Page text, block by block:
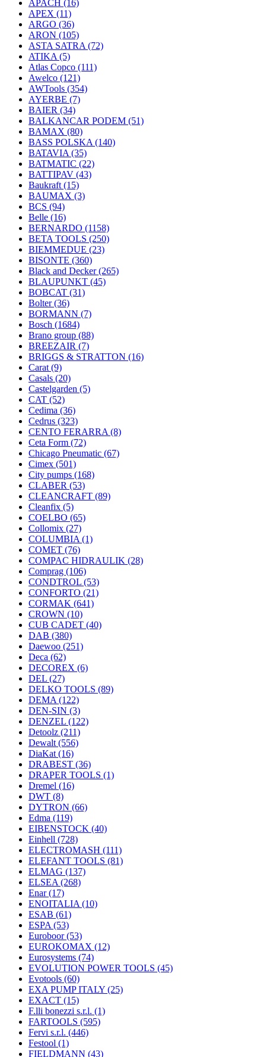
APACH (16)
APEX (11)
ARGO (36)
ARON (105)
ASTA SATRA (72)
ATIKA (5)
Atlas Copco (111)
Awelco (121)
AWTools (354)
AYERBE (7)
BAIER (34)
BALKANCAR PODEM (51)
BAMAX (80)
BASS POLSKA (140)
BATAVIA (35)
BATMATIC (22)
BATTIPAV (43)
Baukraft (15)
BAUMAX (3)
BCS (94)
Belle (16)
BERNARDO (1158)
BETA TOOLS (250)
BIEMMEDUE (23)
BISONTE (360)
Black and Decker(265)
BLAUPUNKT (45)
BOBCAT (31)
Bolter(36)
BORMANN (7)
Bosch (1684)
Brano group (88)
BREEZAIR (7)
BRIGGS & STRATTON (16)
Carat (9)
Casals (20)
Castelgarden (5)
CAT (52)
Cedima (36)
Cedrus (323)
CENTO FERARRA (8)
Ceta Form (72)
Chicago Pneumatic (67)
Cimex (501)
City pumps (168)
CLABER (53)
CLEANCRAFT (89)
Cleanfix (5)
COELBO (65)
Collomix (27)
COLUMBIA (1)
COMET (76)
COMPAC HIDRAULIK (28)
Comprag (106)
CONDTROL (53)
CONFORTO (21)
CORMAK (641)
CROWN (10)
CUB CADET (40)
DAB (380)
Daewoo (251)
Deca (62)
DECOREX (6)
DEL (27)
DELKO TOOLS (89)
DEMA (122)
DEN-SIN (3)
DENZEL (122)
Detoolz (211)
Dewalt (556)
DiaKat (16)
DRABEST (36)
DRAPER TOOLS (1)
Dremel (16)
DWT (8)
DYTRON (66)
Edma (119)
EIBENSTOCK (40)
Einhell (728)
ELECTROMASH (111)
ELEFANT TOOLS (81)
ELMAG (137)
ELSEA (268)
Enar(17)
ENOITALIA (10)
ESAB (61)
ESPA (53)
Euroboor(53)
EUROKOMAX (12)
Eurosystems (74)
EVOLUTION POWER TOOLS (45)
Evotools (60)
EXA PUMP ITALY (25)
EXACT (15)
F.lli bonezzi s.r.l. (1)
FARTOOLS (595)
Fervi s.r.l. (446)
Festool (1)
FIELDMANN (43)